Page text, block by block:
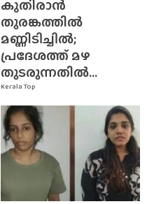
Kerala Top
കുതിരാൻ
തുരങ്കത്തിൽ
മണ്ണിടിച്ചിൽ;
പ്രദേശത്ത് മഴ
തുടരുന്നതിൽ...